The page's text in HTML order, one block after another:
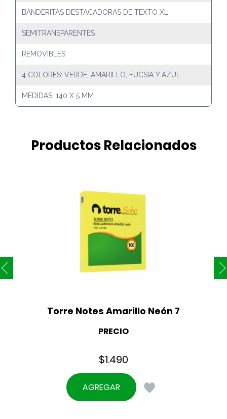
BANDERITAS DESTACADORAS DE TEXTO XL
SEMITRANSPARENTES
REMOVIBLES
4 COLORES: VERDE, AMARILLO, FUCSIA Y AZUL
MEDIDAS: 140 X 5 MM
Productos Relacionados
Torre Notes Amarillo Neón 7
PRECIO
$1.490
AGREGAR